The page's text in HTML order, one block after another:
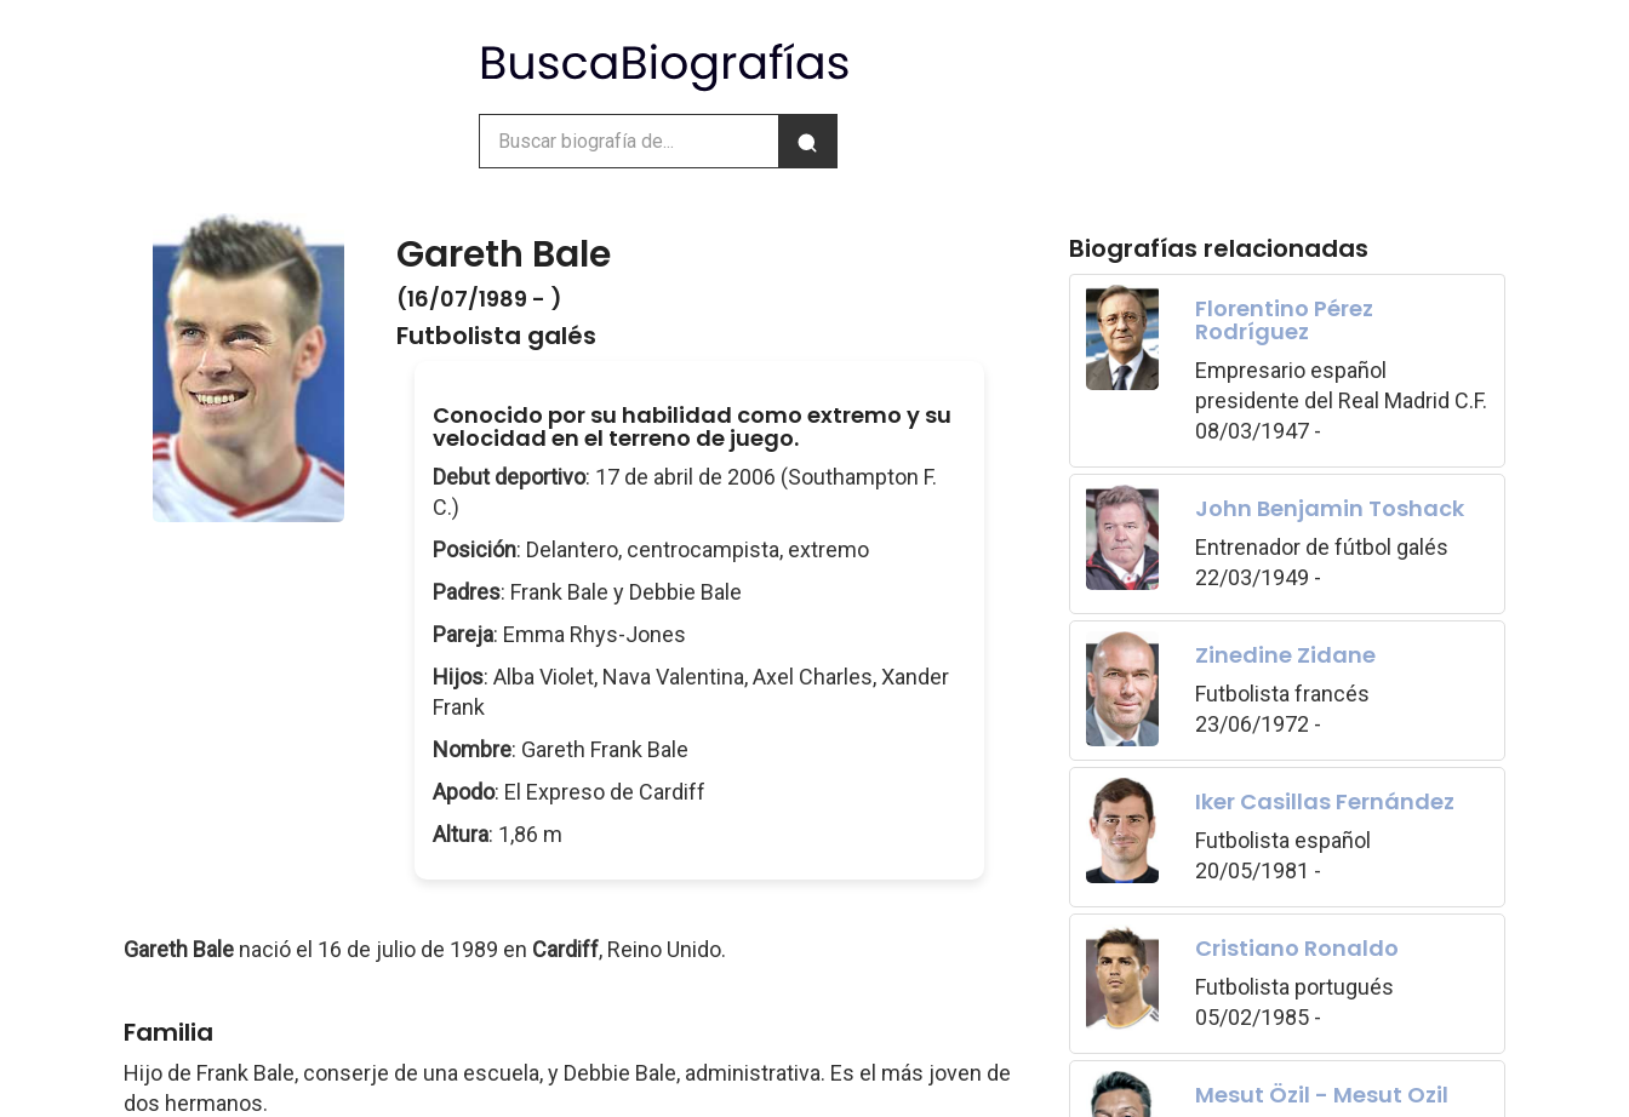
Gareth Bale
(16/07/1989 - )
Futbolista galés
Conocido por su habilidad como extremo y su
velocidad en el terreno de juego.
Debut deportivo: 17 de abril de 2006 (Southampton F.
C.)
Posición: Delantero, centrocampista, extremo
Padres: Frank Bale y Debbie Bale
Pareja: Emma Rhys-Jones
Hijos: Alba Violet, Nava Valentina, Axel Charles, Xander
Frank
Nombre: Gareth Frank Bale
Apodo: El Expreso de Cardiff
Altura: 1,86 m
Gareth Bale nació el 16 de julio de 1989 en Cardiff, Reino Unido.
Familia
Hijo de Frank Bale, conserje de una escuela, y Debbie Bale, administrativa. Es el más joven de
dos hermanos.
Biografías relacionadas
Florentino Pérez
Rodríguez
Empresario español
presidente del Real Madrid C.F.
08/03/1947 -
John Benjamin Toshack
Entrenador de fútbol galés
22/03/1949 -
Zinedine Zidane
Futbolista francés
23/06/1972 -
Iker Casillas Fernández
Futbolista español
20/05/1981 -
Cristiano Ronaldo
Futbolista portugués
05/02/1985 -
Mesut Özil - Mesut Ozil